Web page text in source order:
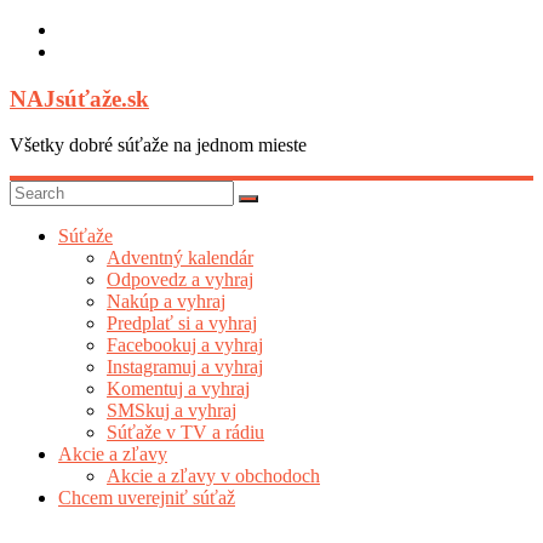
Skip
NAJsúťaže.sk
Všetky dobré súťaže na jednom mieste
Súťaže
Adventný kalendár
Odpovedz a vyhraj
Nakúp a vyhraj
Predplať si a vyhraj
Facebookuj a vyhraj
Instagramuj a vyhraj
Komentuj a vyhraj
SMSkuj a vyhraj
Súťaže v TV a rádiu
Akcie a zľavy
Akcie a zľavy v obchodoch
Chcem uverejniť súťaž